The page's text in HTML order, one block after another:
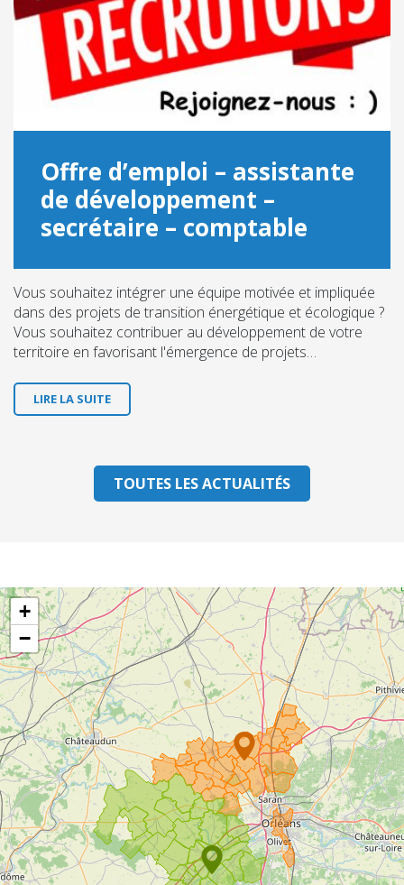
Offre d’emploi – assistante
de développement –
secrétaire – comptable
Vous souhaitez intégrer une équipe motivée et impliquée
dans des projets de transition énergétique et écologique ?
Vous souhaitez contribuer au développement de votre
territoire en favorisant l'émergence de projets…
LIRE LA SUITE
TOUTES LES ACTUALITÉS
+
−